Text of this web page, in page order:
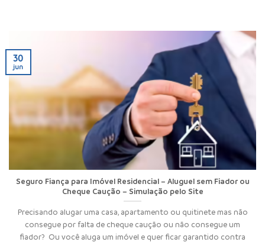
Seguro Fiança para Imóvel Residencial – Aluguel sem Fiador ou
Cheque Caução – Simulação pelo Site
Precisando alugar uma casa, apartamento ou quitinete mas não
consegue por falta de cheque caução ou não consegue um
fiador? Ou você aluga um imóvel e quer ficar garantido contra
30
jun